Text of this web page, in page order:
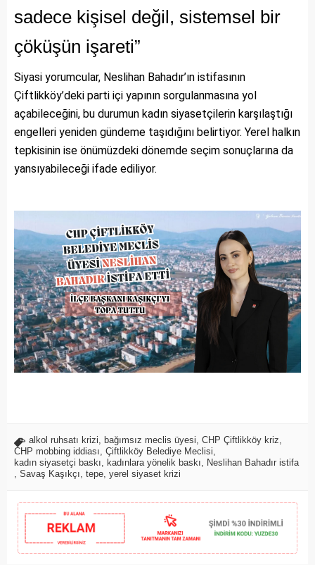
sadece kişisel değil, sistemsel bir
çöküşün işareti”
Siyasi yorumcular, Neslihan Bahadır’ın istifasının
Çiftlikköy’deki parti içi yapının sorgulanmasına yol
açabileceğini, bu durumun kadın siyasetçilerin karşılaştığı
engelleri yeniden gündeme taşıdığını belirtiyor. Yerel halkın
tepkisinin ise önümüzdeki dönemde seçim sonuçlarına da
yansıyabileceği ifade ediliyor.
alkol ruhsatı krizi bağımsız meclis üyesi CHP Çiftlikköy kriz
CHP mobbing iddiası Çiftlikköy Belediye Meclisi
kadın siyasetçi baskı kadınlara yönelik baskı
Neslihan Bahadır istifa
Savaş Kaşıkçı tepe yerel siyaset krizi